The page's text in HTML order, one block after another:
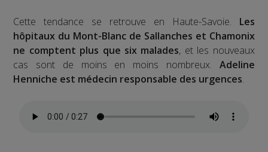
Cette tendance se retrouve en Haute-Savoie. Les
hôpitaux du Mont-Blanc de Sallanches et Chamonix
ne comptent plus que six malades, et les nouveaux
cas sont de moins en moins nombreux. Adeline
Henniche est médecin responsable des urgences.